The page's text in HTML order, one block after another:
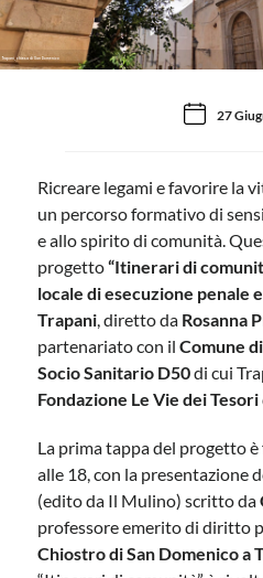
Trapani, chiesa di San Domenico
27
Ricreare legami e favorire la
un percorso formativo di
e allo spirito di comunità.
progetto“Itinerari di
locale di esecuzione penale
Trapani, diretto da Rosanna
partenariato con ilComune
Socio Sanitario D50di cui
Fondazione Le Vie dei Tesori
La prima tappa del progetto
alle 18, con la presentazione
(edito da Il Mulino) scritto da
professore emerito di diritto
Chiostro di San Domenico a